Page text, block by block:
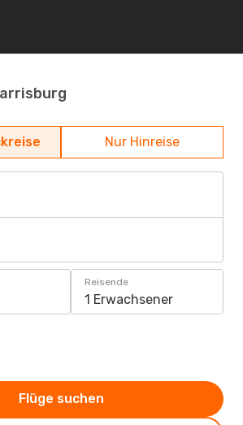
Nur Hinreise
Reisende
1 Erwachsener
Flüge suchen